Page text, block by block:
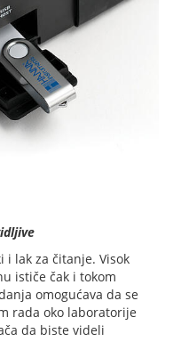
i lak za čitanje. Visok
ističe čak i tokom
omogućava da se
rada oko laboratorije
da biste videli